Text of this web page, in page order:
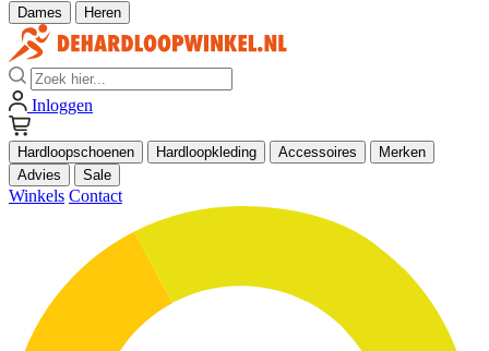
Dames Heren
Zoek
Inloggen
Hardloopschoenen Hardloopkleding Accessoires
Merken
Advies
Sale
Winkels Contact